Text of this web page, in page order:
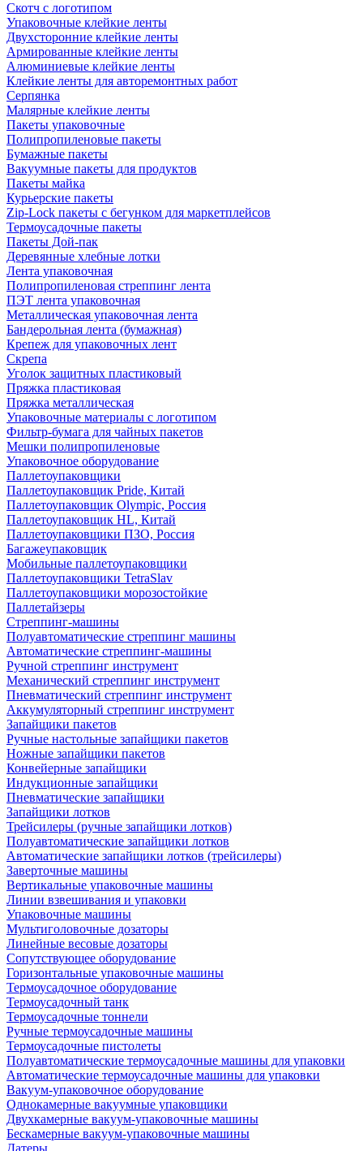
Скотч с логотипом
Упаковочные клейкие ленты
Двухсторонние клейкие ленты
Армированные клейкие ленты
Алюминиевые клейкие ленты
Клейкие ленты для авторемонтных работ
Серпянка
Малярные клейкие ленты
Пакеты упаковочные
Полипропиленовые пакеты
Бумажные пакеты
Вакуумные пакеты для продуктов
Пакеты майка
Курьерские пакеты
Zip-Lock пакеты с бегунком для маркетплейсов
Термоусадочные пакеты
Пакеты Дой-пак
Деревянные хлебные лотки
Лента упаковочная
Полипропиленовая стреппинг лента
ПЭТ лента упаковочная
Металлическая упаковочная лента
Бандерольная лента (бумажная)
Крепеж для упаковочных лент
Скрепа
Уголок защитных пластиковый
Пряжка пластиковая
Пряжка металлическая
Упаковочные материалы с логотипом
Фильтр-бумага для чайных пакетов
Мешки полипропиленовые
Упаковочное оборудование
Паллетоупаковщики
Паллетоупаковщик Pride, Китай
Паллетоупаковщик Olympic, Россия
Паллетоупаковщик HL, Китай
Паллетоупаковщики ПЗО, Россия
Багажеупаковщик
Мобильные паллетоупаковщики
Паллетоупаковщики TetraSlav
Паллетоупаковщики морозостойкие
Паллетайзеры
Стреппинг-машины
Полуавтоматические стреппинг машины
Автоматические стреппинг-машины
Ручной стреппинг инструмент
Механический стреппинг инструмент
Пневматический стреппинг инструмент
Аккумуляторный стреппинг инструмент
Запайщики пакетов
Ручные настольные запайщики пакетов
Ножные запайщики пакетов
Конвейерные запайщики
Индукционные запайщики
Пневматические запайщики
Запайщики лотков
Трейсилеры (ручные запайщики лотков)
Полуавтоматические запайщики лотков
Автоматические запайщики лотков (трейсилеры)
Заверточные машины
Вертикальные упаковочные машины
Линии взвешивания и упаковки
Упаковочные машины
Мультиголовочные дозаторы
Линейные весовые дозаторы
Сопутствующее оборудование
Горизонтальные упаковочные машины
Термоусадочное оборудование
Термоусадочный танк
Термоусадочные тоннели
Ручные термоусадочные машины
Термоусадочные пистолеты
Полуавтоматические термоусадочные машины для упаковки
Автоматические термоусадочные машины для упаковки
Вакуум-упаковочное оборудование
Однокамерные вакуумные упаковщики
Двухкамерные вакуум-упаковочные машины
Бескамерные вакуум-упаковочные машины
Датеры